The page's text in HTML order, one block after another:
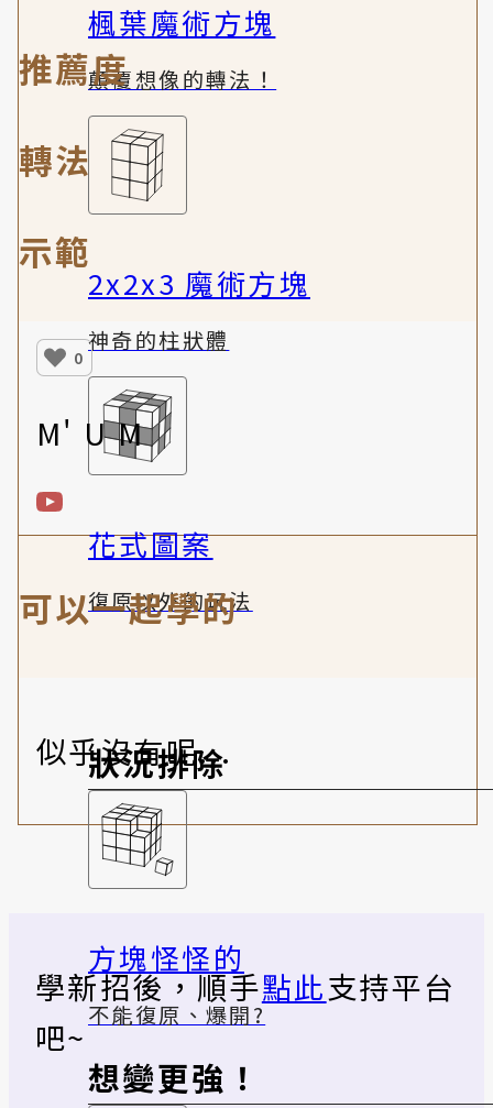
楓葉魔術方塊
顛覆想像的轉法！
2x2x3 魔術方塊
神奇的柱狀體
花式圖案
復原以外的玩法
狀況排除
方塊怪怪的
不能復原、爆開?
想變更強！
推薦度
轉法
示範
0
M' U M
可以一起學的
似乎沒有呢...
學新招後，順手點此支持平台
吧~